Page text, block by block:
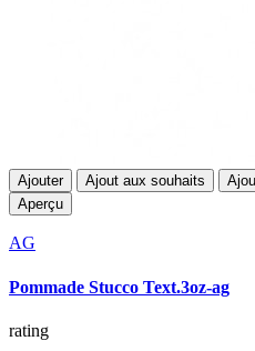
Ajouter Ajout aux souhaits
Aperçu
AG
Pommade Stucco Text.3oz-ag
rating